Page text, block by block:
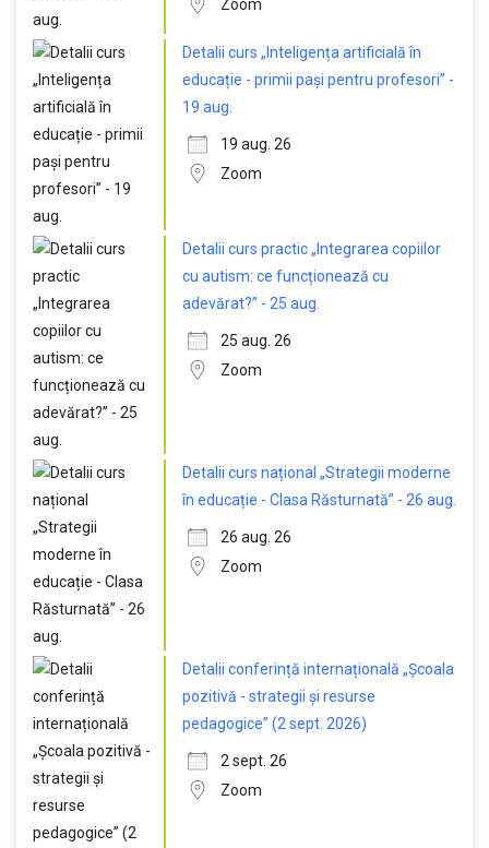
Zoom
Detalii curs „Inteligența artificială în
educație - primii pași pentru profesori” -
19 aug.
19 aug. 26
Zoom
Detalii curs practic „Integrarea copiilor
cu autism: ce funcționează cu
adevărat?” - 25 aug.
25 aug. 26
Zoom
Detalii curs național „Strategii moderne
în educație - Clasa Răsturnată” - 26 aug.
26 aug. 26
Zoom
Detalii conferință internațională „Școala
pozitivă - strategii și resurse
pedagogice” (2 sept. 2026)
2 sept. 26
Zoom